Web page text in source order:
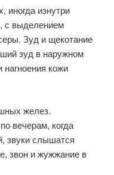
изнутри
с выделением
Зуд и щекотание
зуд в наружном
кожи
желез.
вечерам, когда
звуки слышатся
звон и жужжание в